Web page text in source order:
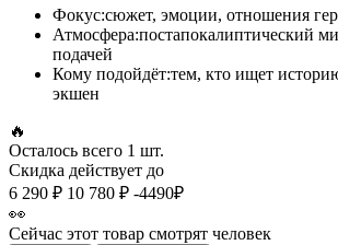
Фокус:сюжет, эмоции, отношения
Атмосфера:постапокалиптический
подачей
Кому подойдёт:тем, кто ищет
экшен
🔥
Осталось всего 1 шт.
Скидка действует до
6 290 ₽ 10 780 ₽ -4490₽
👀
Сейчас этот товар смотрят человек